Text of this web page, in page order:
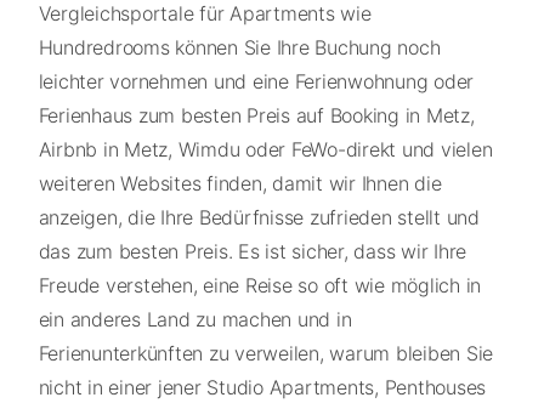
Vergleichsportale für Apartments wie
Hundredrooms können Sie Ihre Buchung noch
leichter vornehmen und eine Ferienwohnung oder
Ferienhaus zum besten Preis auf Booking in Metz,
Airbnb in Metz, Wimdu oder FeWo-direkt und vielen
weiteren Websites finden, damit wir Ihnen die
anzeigen, die Ihre Bedürfnisse zufrieden stellt und
das zum besten Preis. Es ist sicher, dass wir Ihre
Freude verstehen, eine Reise so oft wie möglich in
ein anderes Land zu machen und in
Ferienunterkünften zu verweilen, warum bleiben Sie
nicht in einer jener Studio Apartments, Penthouses